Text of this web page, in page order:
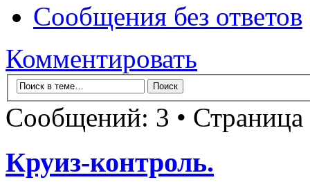
Сообщения без ответов
Комментировать
Сообщений: 3 • Страница
Круиз-контроль.